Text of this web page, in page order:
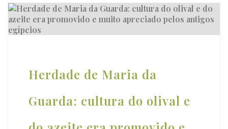
Herdade de Maria da
Guarda: cultura do olival e